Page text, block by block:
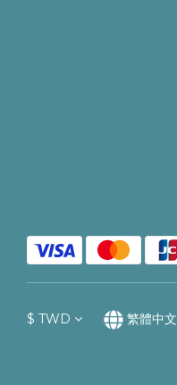
$ TWD 繁體中文